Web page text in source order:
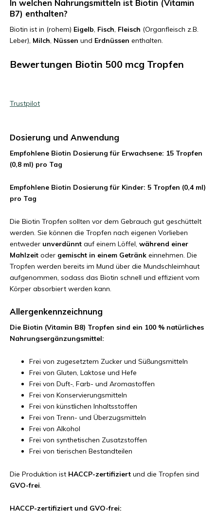
In welchen Nahrungsmitteln ist Biotin (Vitamin
B7) enthalten?
Biotin ist in (rohem) Eigelb, Fisch, Fleisch (Organfleisch z.B.
Leber), Milch, Nüssen und Erdnüssen enthalten.
Bewertungen Biotin 500 mcg Tropfen
Trustpilot
Dosierung und Anwendung
Empfohlene Biotin Dosierung für Erwachsene: 15 Tropfen
(0,8 ml) pro Tag
Empfohlene Biotin Dosierung für Kinder: 5 Tropfen (0,4 ml)
pro Tag
Die Biotin Tropfen sollten vor dem Gebrauch gut geschüttelt
werden. Sie können die Tropfen nach eigenen Vorlieben
entweder unverdünnt auf einem Löffel, während einer
Mahlzeit oder gemischt in einem Getränk einnehmen. Die
Tropfen werden bereits im Mund über die Mundschleimhaut
aufgenommen, sodass das Biotin schnell und effizient vom
Körper absorbiert werden kann.
Allergenkennzeichnung
Die Biotin (Vitamin B8) Tropfen sind ein 100 % natürliches
Nahrungsergänzungsmittel:
Frei von zugesetztem Zucker und Süßungsmitteln
Frei von Gluten, Laktose und Hefe
Frei von Duft-, Farb- und Aromastoffen
Frei von Konservierungsmitteln
Frei von künstlichen Inhaltsstoffen
Frei von Trenn- und Überzugsmitteln
Frei von Alkohol
Frei von synthetischen Zusatzstoffen
Frei von tierischen Bestandteilen
Die Produktion ist HACCP-zertifiziert und die Tropfen sind
GVO-frei.
HACCP-zertifiziert und GVO-frei: